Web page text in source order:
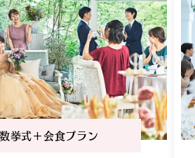
挙式＋会食プラン